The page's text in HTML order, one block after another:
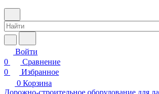
Войти
0
Сравнение
0
Избранное
0 Корзина
Дорожно-строительное оборудование для